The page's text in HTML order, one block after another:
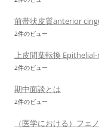
前帯状皮質anterior
2件のビュー
上皮間葉転換
2件のビュー
期中面談とは
2件のビュー
（医学における）フェ